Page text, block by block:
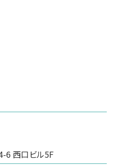
6 西口ビル5F